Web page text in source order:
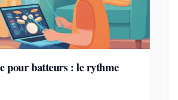
pour batteurs : le rythme